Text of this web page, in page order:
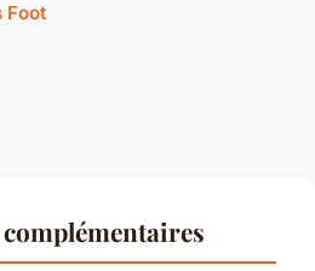
Foot